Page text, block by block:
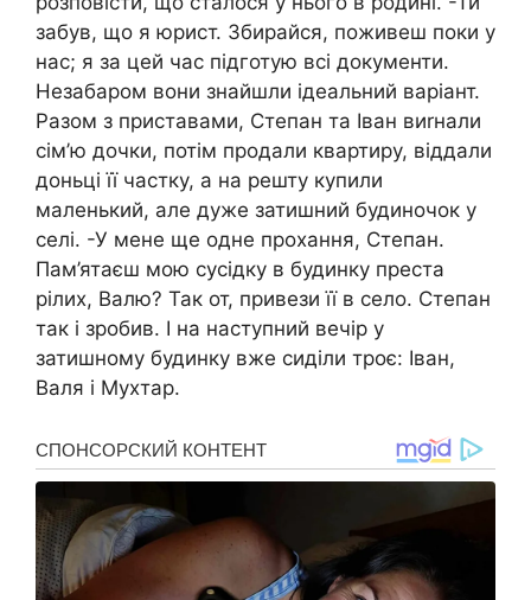
забув, що я юрист. Збирайся, поживеш поки у
нас; я за цей час підготую всі документи.
Незабаром вони знайшли ідеальний варіант.
Разом з приставами, Степан та Іван виrнали
сім’ю дочки, потім продали квартиру, віддали
доньці її частку, а на решту купили
маленький, але дуже затишний будиночок у
селі. -У мене ще одне прохання, Степан.
Пам’ятаєш мою сусідку в будинку преста
рілих, Валю? Так от, привези її в село. Степан
так і зробив. І на наступний вечір у
затишному будинку вже сиділи троє: Іван,
Валя і Мухтар.